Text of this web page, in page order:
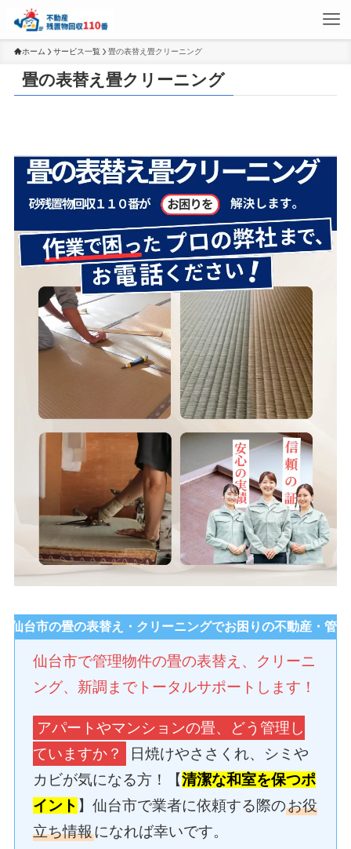
ホーム サービス一覧 畳の表替え畳クリーニング
畳の表替え畳クリーニング
仙台市の畳の表替え・クリーニングでお困りの不動産・管
仙台市で管理物件の畳の表替え、クリーニ
ング、新調までトータルサポートします！
アパートやマンションの畳、どう管理し
ていますか？
日焼けやささくれ、シミや
カビが気になる方！【清潔な和室を保つポ
イント 】仙台市で業者に依頼する際のお役
立ち情報になれば幸いです。